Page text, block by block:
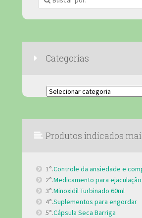
Categorias
Categorias
Produtos indicados
1°.Controle da ansiedade e
2°.Medicamento para
3°.Minoxidil Turbinado 60ml
4°.Suplementos para engordar
5°.Cápsula Seca Barriga